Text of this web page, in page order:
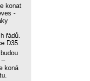
konat
-
řádů.
D35.
–
koná